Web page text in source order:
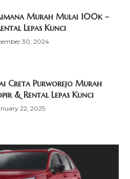
Murah Mulai 100k –
Lepas Kunci
30, 2024
Creta Purworejo Murah
& Rental Lepas Kunci
22, 2025